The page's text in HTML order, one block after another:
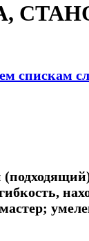
спискам